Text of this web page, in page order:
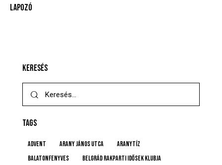
LAPOZÓ
KERESÉS
TAGS
advent Arany János utca
Aranytíz
Balatonfenyves
Belgrád Rakparti Idősek Klubja